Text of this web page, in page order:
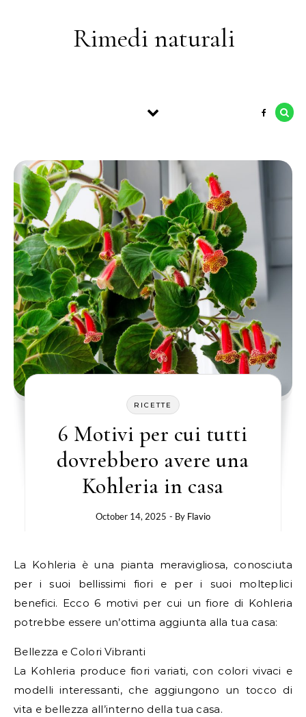
Rimedi naturali
RICETTE
6 Motivi per cui tutti
dovrebbero avere una
Kohleria in casa
October 14, 2025 - By Flavio
La Kohleria è una pianta meravigliosa, conosciuta
per i suoi bellissimi fiori e per i suoi molteplici
benefici. Ecco 6 motivi per cui un fiore di Kohleria
potrebbe essere un’ottima aggiunta alla tua casa:
Bellezza e Colori Vibranti
La Kohleria produce fiori variati, con colori vivaci e
modelli interessanti, che aggiungono un tocco di
vita e bellezza all’interno della tua casa.